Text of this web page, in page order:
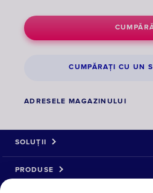
CUMPĂRAȚI CU UN
ADRESELE MAGAZINULUI
SOLUȚII
PRODUSE